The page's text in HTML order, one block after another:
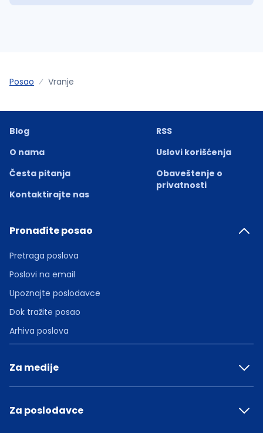
Posao Vranje
Blog
O nama
Česta pitanja
Kontaktirajte nas
RSS
Uslovi korišćenja
Obaveštenje o
privatnosti
Pronađite posao
Pretraga poslova
Poslovi na email
Upoznajte poslodavce
Dok tražite posao
Arhiva poslova
Za medije
Za poslodavce